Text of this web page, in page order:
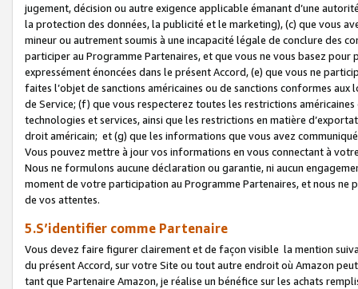
jugement, décision ou autre exigence applicable émanant d’une
la protection des données, la publicité et le marketing), (c) que vous
mineur ou autrement soumis à une incapacité légale de conclure des
participer au Programme Partenaires, et que vous ne vous basez
expressément énoncées dans le présent Accord, (e) que vous ne
faites l’objet de sanctions américaines ou de sanctions conformes
de Service; (f) que vous respecterez toutes les restrictions
technologies et services, ainsi que les restrictions en matière
droit américain; et (g) que les informations que vous avez
Vous pouvez mettre à jour vos informations en vous connectant à
Nous ne formulons aucune déclaration ou garantie, ni aucun
moment de votre participation au Programme Partenaires, et nous
de vos attentes.
5.S’identifier comme Partenaire
Vous devez faire figurer clairement et de façon visible la mention
du présent Accord, sur votre Site ou tout autre endroit où Amazon
tant que Partenaire Amazon, je réalise un bénéfice sur les achats